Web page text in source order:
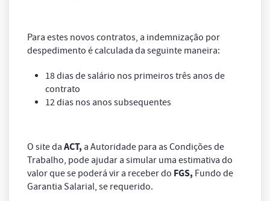
Para estes novos contratos, a indemnização por
despedimento é calculada da seguinte maneira:
18 dias de salário nos primeiros três anos de
contrato
12 dias nos anos subsequentes
O site da ACT, a Autoridade para as Condições de
Trabalho, pode ajudar a simular uma estimativa do
valor que se poderá vir a receber do FGS, Fundo de
Garantia Salarial, se requerido.